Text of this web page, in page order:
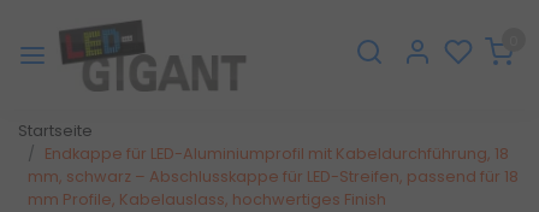
Startseite
Endkappe für LED-Aluminiumprofil mit Kabeldurchführung, 18
mm, schwarz – Abschlusskappe für LED-Streifen, passend für 18
mm Profile, Kabelauslass, hochwertiges Finish